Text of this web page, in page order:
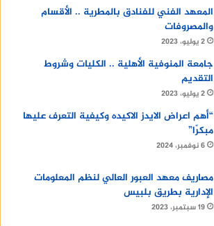
المعهد الفني للفنادق بالمطرية .. الأقسام
والمصروفات
2 يوليو، 2023
جامعة المنوفية الأهلية .. الكليات وشروط
التقديم
2 يوليو، 2023
“أهم اعراض الايدز الاكيده وكيفية التعرف عليها
مبكرًا”
6 نوفمبر، 2024
مصاريف معهد العبور العالي لنظم المعلومات
الإدارية بطريق بلبيس
19 سبتمبر، 2023